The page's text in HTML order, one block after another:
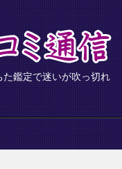
た鑑定で迷いが吹っ切れ